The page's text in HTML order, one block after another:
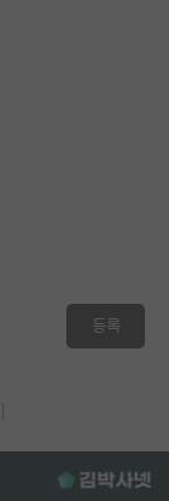
등록